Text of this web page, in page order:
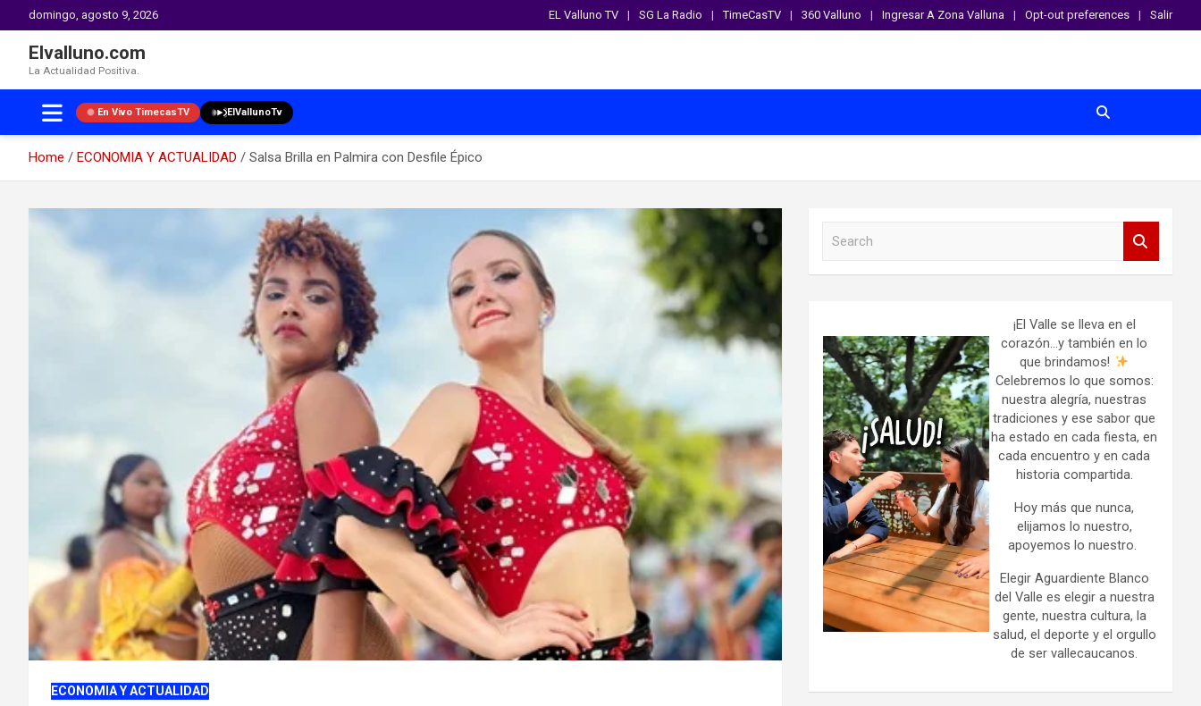
domingo, agosto 9, 2026 EL Valluno TV SG La Radio TimeCasTV 360 Valluno Ingresar A Zona Valluna Opt-out preferences Salir
Elvalluno.com
La Actualidad Positiva.
En Vivo TimecasTV ElVallunoTv
Home ECONOMIA Y ACTUALIDAD
Salsa Brilla en Palmira con Desfile Épico
ECONOMIA Y ACTUALIDAD
¡El Valle se lleva en el
corazón…y también en lo
que brindamos!
Celebremos lo que somos:
nuestra alegría, nuestras
tradiciones y ese sabor que
ha estado en cada fiesta, en
cada encuentro y en cada
historia compartida.
Hoy más que nunca,
elijamos lo nuestro,
apoyemos lo nuestro.
Elegir Aguardiente Blanco
del Valle es elegir a nuestra
gente, nuestra cultura, la
salud, el deporte y el orgullo
de ser vallecaucanos.